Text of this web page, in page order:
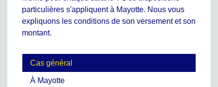
particulières s'appliquent à Mayotte. Nous vous
expliquons les conditions de son versement et son
montant.
Cas général
À Mayotte